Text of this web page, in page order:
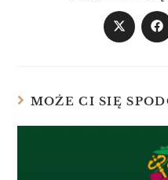
MOŻE CI SIĘ